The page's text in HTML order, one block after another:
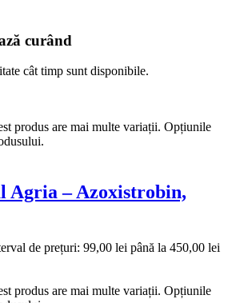
curând
cât timp sunt disponibile.
produs are mai multe variații. Opțiunile
Agria – Azoxistrobin,
de prețuri: 99,00 lei până la 450,00 lei
produs are mai multe variații. Opțiunile